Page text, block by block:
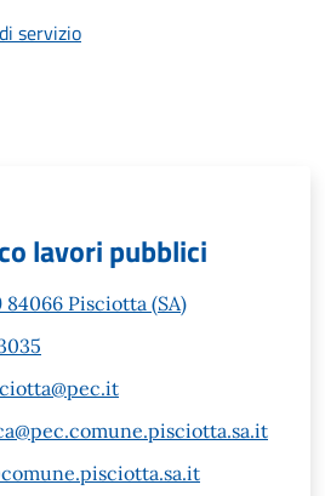
servizio
lavori pubblici
84066 Pisciotta (SA)